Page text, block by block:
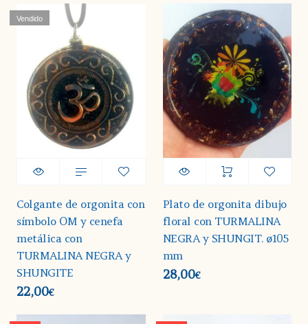
Vendido
Colgante de orgonita con
símbolo OM y cenefa
metálica con
TURMALINA NEGRA y
SHUNGITE
22,00€
Plato de orgonita dibujo
floral con TURMALINA
NEGRA y SHUNGIT. ø105
mm
28,00€